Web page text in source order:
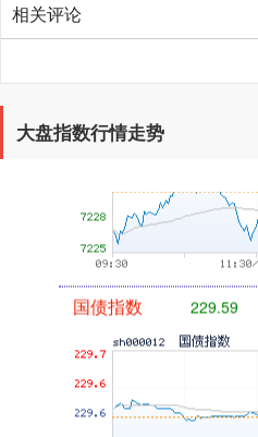
相关评论
大盘指数行情走势
基金指数
国债指数 229.59